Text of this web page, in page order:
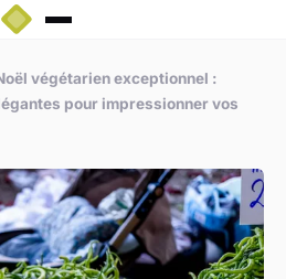
végétarien exceptionnel :
pour impressionner vos